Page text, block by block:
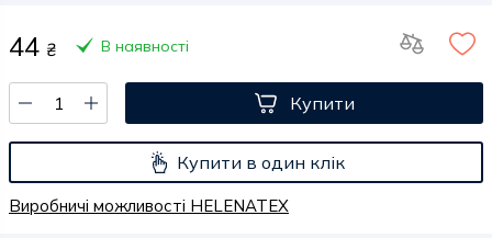
44 ₴ В наявності
Купити
Купити в один клік
Виробничі можливості HELENATEX